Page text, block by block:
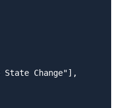
State Change"],